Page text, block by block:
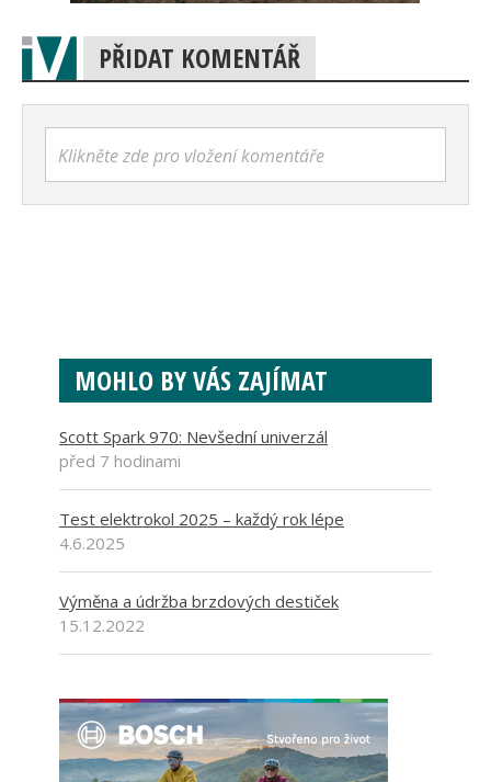
PŘIDAT KOMENTÁŘ
Klikněte zde pro vložení komentáře
MOHLO BY VÁS ZAJÍMAT
Scott Spark 970: Nevšední univerzál
před 7 hodinami
Test elektrokol 2025 – každý rok lépe
4.6.2025
Výměna a údržba brzdových destiček
15.12.2022